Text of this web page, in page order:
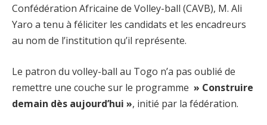
Confédération Africaine de Volley-ball (CAVB), M. Ali
Yaro a tenu à féliciter les candidats et les encadreurs
au nom de l’institution qu’il représente.
Le patron du volley-ball au Togo n’a pas oublié de
remettre une couche sur le programme » Construire
demain dès aujourd’hui », initié par la fédération.